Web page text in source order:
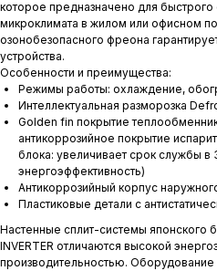
которое предназначено для
микроклимата в жилом или офисном
озонобезопасного фреона
устройства.
Особенности и преимущества:
Режимы работы: охлаждение,
Интеллектуальная разморозка
Golden fin покрытие
антикоррозийное покрытие
блока: увеличивает срок службы в
энергоэффективность)
Антикоррозийный корпус
Пластиковые детали с
Настенные сплит-системы японского
INVERTER отличаются высокой
производительностью. Оборудование